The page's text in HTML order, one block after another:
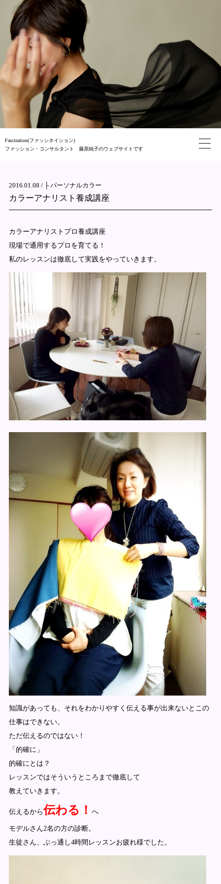
Fascination(ファッシネイション)
ファッション・コンサルタント 藤原純子のウェブサイトです
2016.01.08 / ├ パーソナルカラー
カラーアナリスト養成講座
カラーアナリストプロ養成講座
現場で通用するプロを育てる！
私のレッスンは徹底して実践をやっていきます。
知識があっても、それをわかりやすく伝える事が出来ないとこの
仕事はできない。
ただ伝えるのではない！
「的確に」
的確にとは？
レッスンではそういうところまで徹底して
教えていきます。
伝えるから伝わる！ へ
モデルさん2名の方の診断。
生徒さん、ぶっ通し4時間レッスンお疲れ様でした。